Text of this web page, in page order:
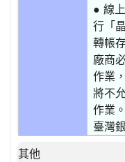
● 線
行「
轉帳
廠商
作業
將不
作業
臺灣
其他